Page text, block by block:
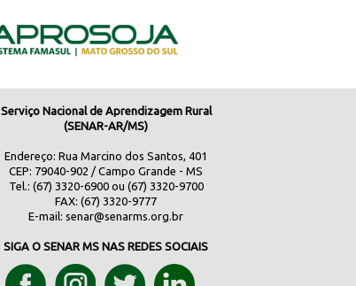
Serviço Nacional de Aprendizagem Rural
(SENAR-AR/MS)
Endereço: Rua Marcino dos Santos, 401
CEP: 79040-902 / Campo Grande - MS
Tel.: (67) 3320-6900 ou (67) 3320-9700
FAX: (67) 3320-9777
E-mail:senar@senarms.org.br
SIGA O SENAR MS NAS REDES SOCIAIS